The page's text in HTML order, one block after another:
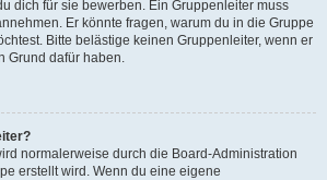
dich für sie bewerben. Ein Gruppenleiter muss
Er könnte fragen, warum du in die Gruppe
Bitte belästige keinen Gruppenleiter, wenn er
Grund dafür haben.
normalerweise durch die Board-Administration
erstellt wird. Wenn du eine eigene